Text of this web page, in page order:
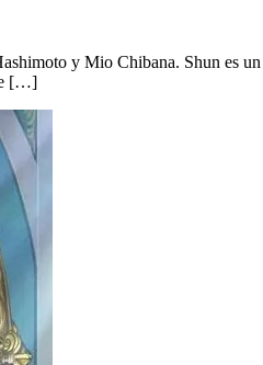
y Mio Chibana. Shun es
[…]